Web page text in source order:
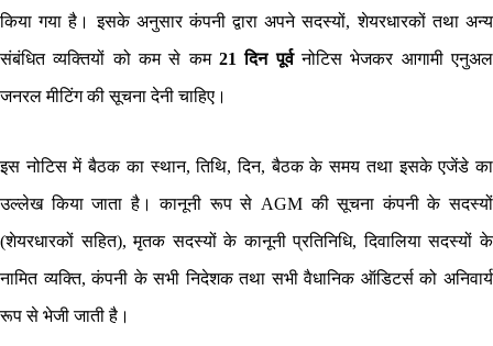
किया गया है। इसके अनुसार कंपनी द्वारा अपने सदस्यों, शेयरधारकों तथा अन्य
संबंधित व्यक्तियों को कम से कम 21 दिन पूर्वनोटिस भेजकर आगामी एनुअल
जनरल मीटिंग की सूचना देनी चाहिए।
इस नोटिस में बैठक का स्थान, तिथि, दिन, बैठक के समय तथा इसके एजेंडे का
उल्लेख किया जाता है। कानूनी रूप से AGM की सूचना कंपनी के सदस्यों
(शेयरधारकों सहित), मृतक सदस्यों के कानूनी प्रतिनिधि, दिवालिया सदस्यों के
नामित व्यक्ति, कंपनी के सभी निदेशक तथा सभी वैधानिक ऑडिटर्स को अनिवार्य
रूप से भेजी जाती है।